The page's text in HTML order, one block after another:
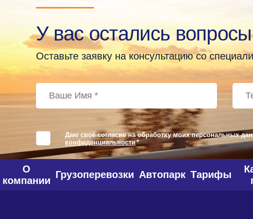
У вас остались
Оставьте заявку на консультацию со
Даю своё согласие на обработку моих персональных
конфиденциальности*
О
компании
Грузоперевозки Автопарк Тарифы